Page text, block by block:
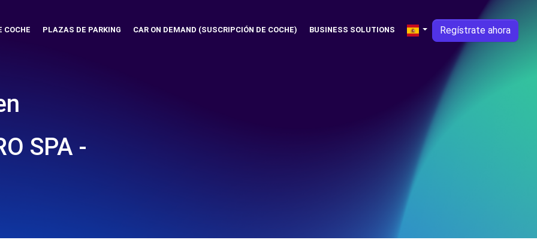
COCHE PLAZAS DE PARKING CAR ON DEMAND (SUSCRIPCIÓN DE COCHE) BUSINESS SOLUTIONS Regístrate ahora
SPA -